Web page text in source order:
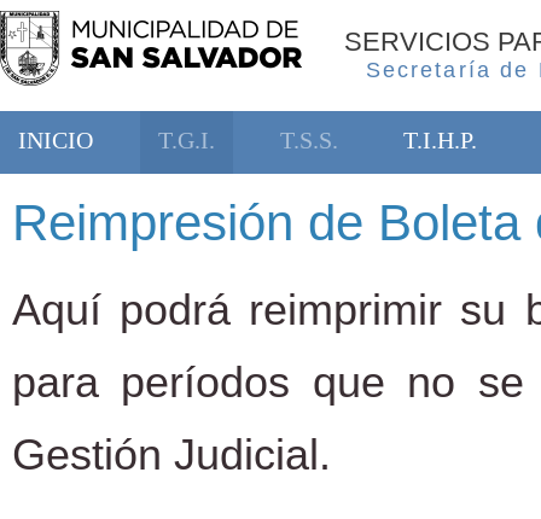
SERVICIOS
Secretaría de
INICIO T.G.I. T.S.S. T.I.H.P.
Reimpresión de
Aquí podrá reimprimir su
para períodos que no
Gestión Judicial.